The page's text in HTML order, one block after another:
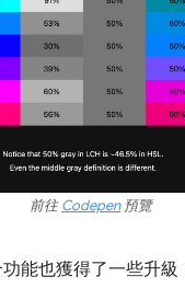
前往Codepen預覽
能也獲得了一些升級